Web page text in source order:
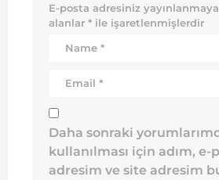
E-posta adresiniz
alanlar * ile işaretlenmişlerdir
Daha sonraki
kullanılması için adım, e-
adresim ve site adresim